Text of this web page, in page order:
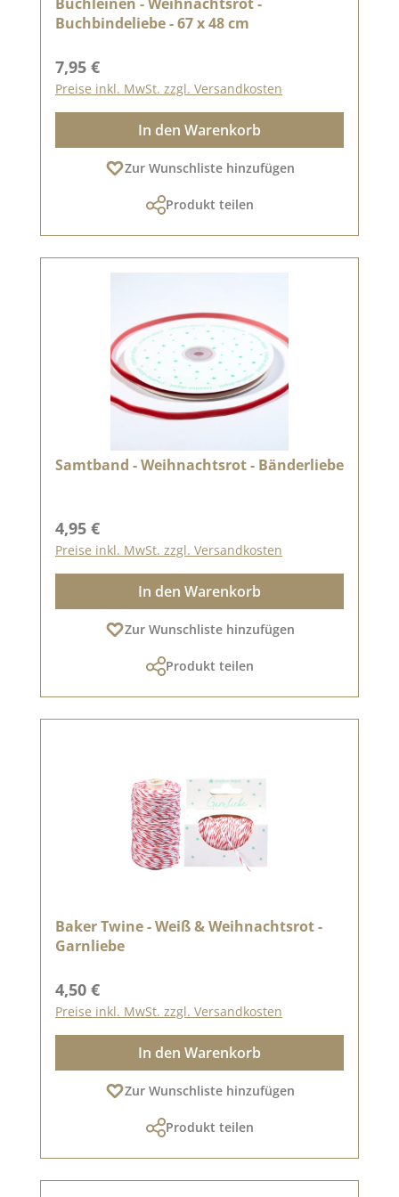
Buchbindeliebe - 67 x 48 cm
Regulärer Preis:
7,95 €
Preise inkl. MwSt. zzgl. Versandkosten
In den Warenkorb
Zur Wunschliste hinzufügen
Produkt teilen
Samtband - Weihnachtsrot - Bänderliebe
Regulärer Preis:
4,95 €
Preise inkl. MwSt. zzgl. Versandkosten
In den Warenkorb
Zur Wunschliste hinzufügen
Produkt teilen
Baker Twine - Weiß & Weihnachtsrot -
Garnliebe
Regulärer Preis:
4,50 €
Preise inkl. MwSt. zzgl. Versandkosten
In den Warenkorb
Zur Wunschliste hinzufügen
Produkt teilen